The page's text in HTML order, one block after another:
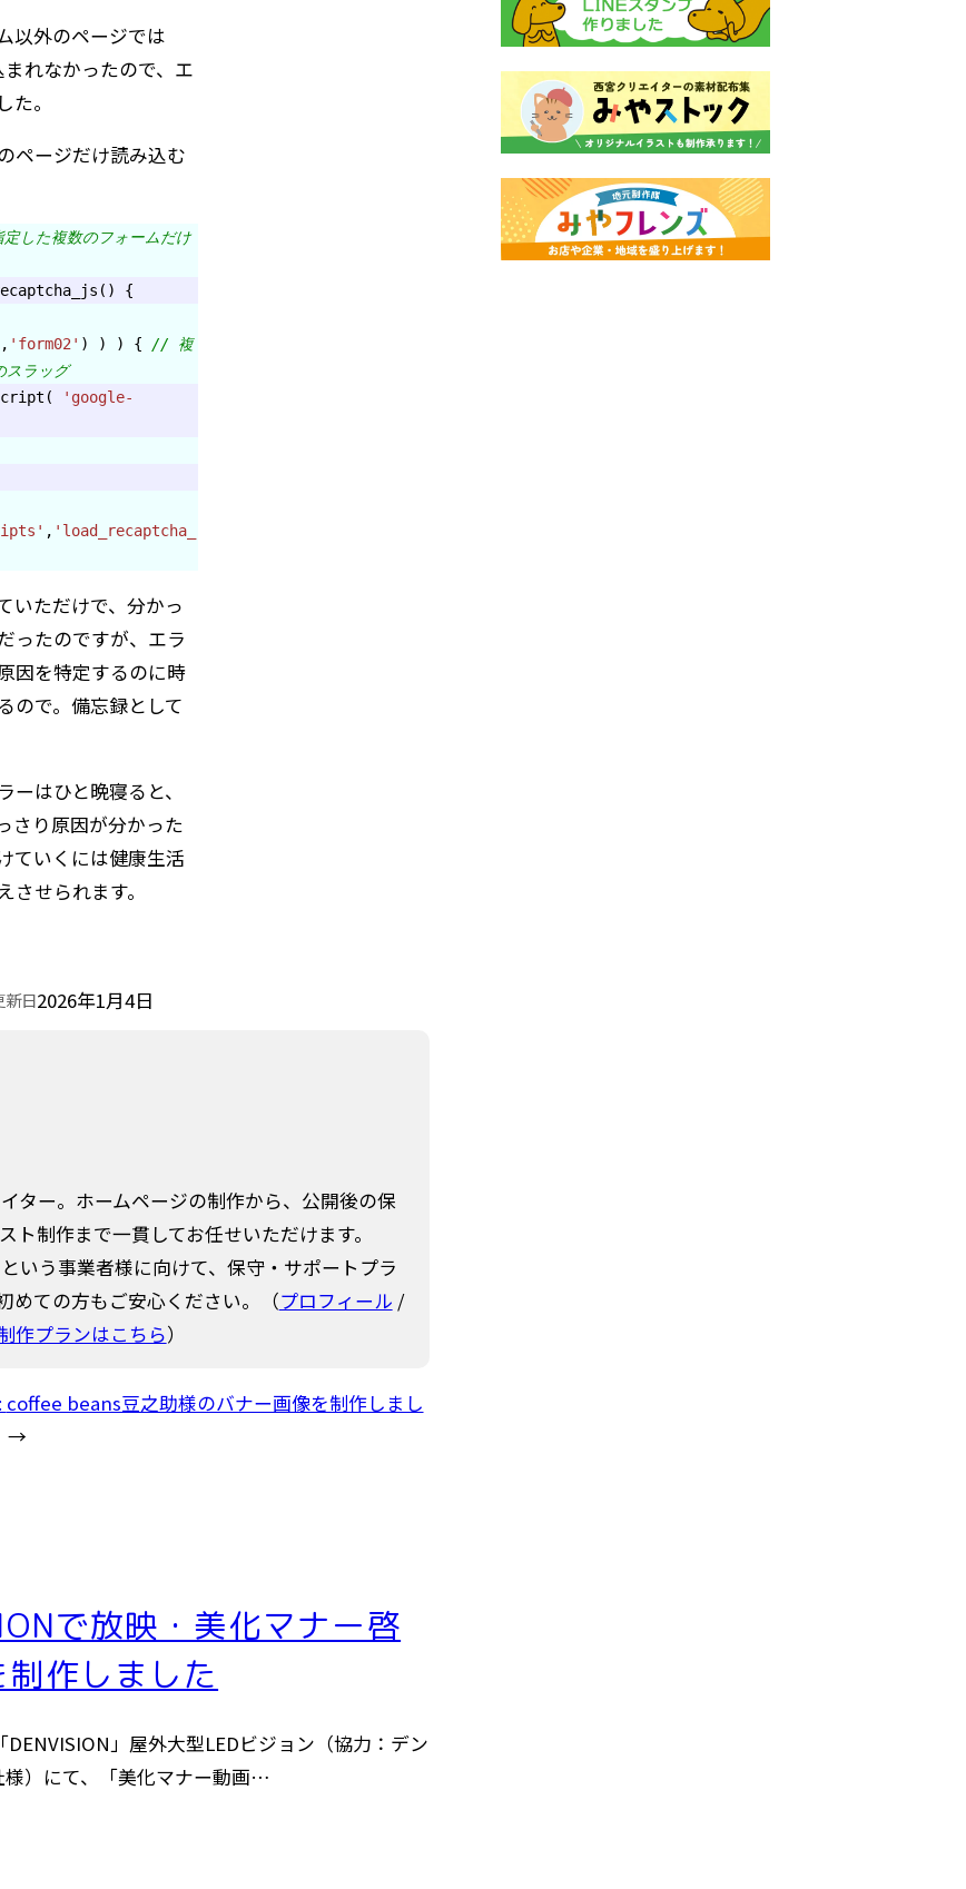
以外のページでは
れなかったので、エ
。
ページだけ読み込む
した複数のフォームだけ
{
, 'form02' ) ) ) { // 複
スラッグ
'google-
, 'load_recaptcha_
いただけで、分かっ
ったのですが、エラ
因を特定するのに時
ので。備忘録として
ーはひと晩寝ると、
さり原因が分かった
ていくには健康生活
させられます。
新日2026年1月4日
ター。ホームページの制作から、公開後の保
ト制作まで一貫してお任せいただけます。
いう事業者様に向けて、保守・サポートプラ
めての方もご安心ください。（プロフィール /
作プランはこちら）
coffee beans豆之助様のバナー画像を制作しまし
→
で放映・美化マナー啓
作しました
DENVISION」屋外大型LEDビジョン（協力：デン
様）にて、「美化マナー動画…